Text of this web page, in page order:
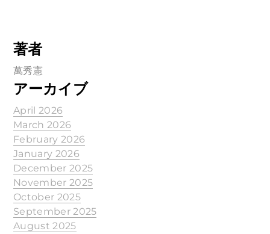
著者
萬秀憲
アーカイブ
April 2026
March 2026
February 2026
January 2026
December 2025
November 2025
October 2025
September 2025
August 2025